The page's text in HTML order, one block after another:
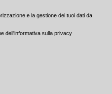
e la gestione dei tuoi dati da
dell'informativa sulla privacy